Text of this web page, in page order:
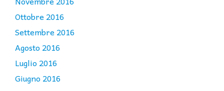
Ottobre 2016
Settembre 2016
Agosto 2016
Luglio 2016
Giugno 2016